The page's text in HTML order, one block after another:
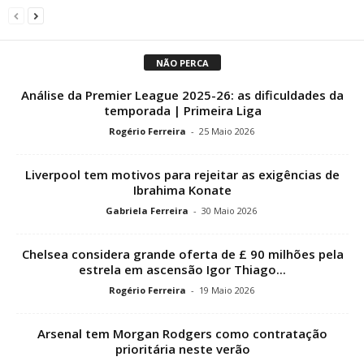
NÃO PERCA
Análise da Premier League 2025-26: as dificuldades da
temporada | Primeira Liga
Rogério Ferreira - 25 Maio 2026
Liverpool tem motivos para rejeitar as exigências de
Ibrahima Konate
Gabriela Ferreira - 30 Maio 2026
Chelsea considera grande oferta de £ 90 milhões pela
estrela em ascensão Igor Thiago...
Rogério Ferreira - 19 Maio 2026
Arsenal tem Morgan Rodgers como contratação
prioritária neste verão